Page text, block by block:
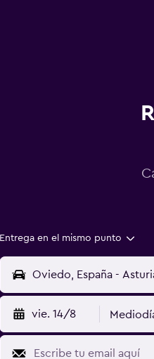
Entrega en el mismo punto
vie. 14/8